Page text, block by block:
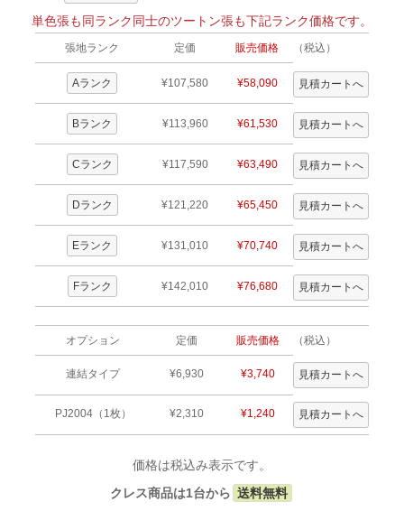
単色張も同ランク同士のツートン張も下記ランク価格です。
張地ランク 定価 販売価格 （税込）
Aランク ¥107,580 ¥58,090
Bランク ¥113,960 ¥61,530
Cランク ¥117,590 ¥63,490
Dランク ¥121,220 ¥65,450
Eランク ¥131,010 ¥70,740
Fランク ¥142,010 ¥76,680
オプション 定価 販売価格 （税込）
連結タイプ ¥6,930 ¥3,740
PJ2004（1枚） ¥2,310 ¥1,240
価格は税込み表示です。
クレス商品は1台から 送料無料